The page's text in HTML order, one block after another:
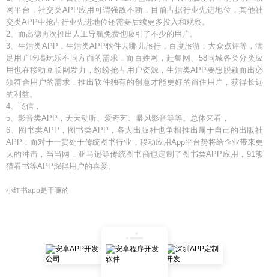
网平台，社交类APP应用可谓强敌不断，目前占据行业先进地位，其他社
交类APP中抢占行业先进地位还需要后续更多投入和观察。
2、而高德再次推出人工导航免费也吸引了不少的用户。
3、生活类APP，生活类APP软件去哪儿旅行，百度旅游，大众点评等，满
足用户吃喝玩乐不同方面的需求，而百姓网，赶集网、58同城各类分类应
用也在移动互联网发力，纷纷抢占用户资源，生活类APP要想脱颖而出必
须符合用户的需求，推出软件独有的创意才能更好的留住用户，获得长远
的利益。
4、飞信，
5、影音类APP，天天动听、爱奇艺、暴风影音等等。总体来看，
6、图书类APP，图书类APP，各大出版社也争相推出属于自己的出版社
APP，而对于一贯处于传统图书行业，移动应用App平台势将给企业带来更
大的冲击，当当网，亚马逊等传统图书商也定制了图书类APP应用，91熊
猫看书等APP深得用户的喜爱。
小红书app是干嘛的